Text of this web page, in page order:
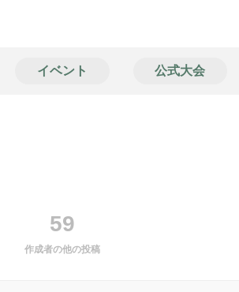
イベント 公式大会
59
作成者の他の投稿